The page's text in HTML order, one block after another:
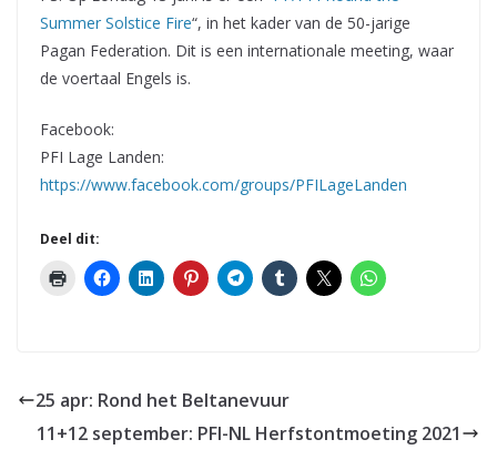
Summer Solstice Fire“, in het kader van de 50-jarige
Pagan Federation. Dit is een internationale meeting, waar
de voertaal Engels is.
Facebook:
PFI Lage Landen:
https://www.facebook.com/groups/PFILageLanden
Deel dit:
25 apr: Rond het Beltanevuur
11+12 september: PFI-NL Herfstontmoeting 2021